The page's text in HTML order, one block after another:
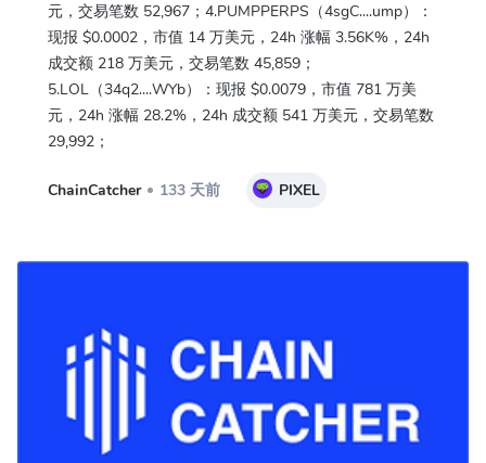
元，交易笔数 52,967；4.PUMPPERPS（4sgC....ump）：
现报 $0.0002，市值 14 万美元，24h 涨幅 3.56K%，24h
成交额 218 万美元，交易笔数 45,859；
5.LOL（34q2....WYb）：现报 $0.0079，市值 781 万美
元，24h 涨幅 28.2%，24h 成交额 541 万美元，交易笔数
29,992；
ChainCatcher 133 天前 PIXEL